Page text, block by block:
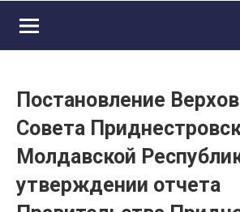
Постановление
Совета
Молдавской
утверждении отчета